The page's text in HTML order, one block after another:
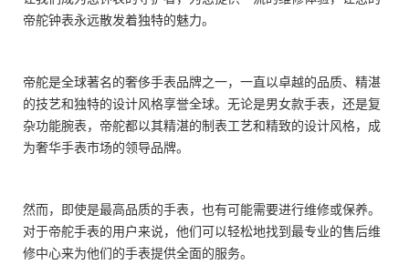
帝舵钟表永远散发着独特的魅力。
帝舵是全球著名的奢侈手表品牌之一，一直以卓越的品质、精湛
的技艺和独特的设计风格享誉全球。无论是男女款手表，还是复
杂功能腕表，帝舵都以其精湛的制表工艺和精致的设计风格，成
为奢华手表市场的领导品牌。
然而，即使是最高品质的手表，也有可能需要进行维修或保养。
对于帝舵手表的用户来说，他们可以轻松地找到最专业的售后维
修中心来为他们的手表提供全面的服务。